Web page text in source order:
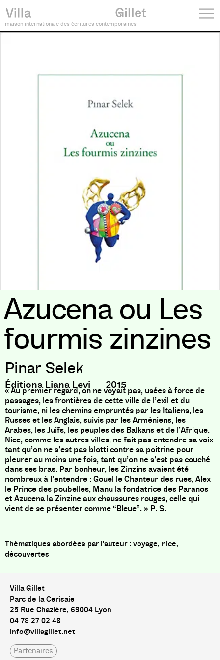
maison internationale des écritures contemporaines
Azucena ou Les
fourmis zinzines
Pinar Selek
Éditions Liana Levi — 2015
« Au premier regard, on ne voyait pas, usées à force de
passages, les frontières de cette ville de l’exil et du
tourisme, ni les chemins empruntés par les Italiens, les
Russes et les Anglais, suivis par les Arméniens, les
Arabes, les Juifs, les peuples des Balkans et de l’Afrique.
Nice, comme les autres villes, ne fait pas entendre sa voix
tant qu’on ne s’est pas blotti contre sa poitrine pour
pleurer au moins une fois, tant qu’on ne s’est pas couché
dans ses bras. Par bonheur, les Zinzins avaient été
nombreux à l’entendre : Gouel le Chanteur des rues, Alex
le Prince des poubelles, Manu la fondatrice des Paranos
et Azucena la Zinzine aux chaussures rouges, celle qui
vient de se présenter comme “Bleue”. » P. S.
voyage, nice,
découvertes
Villa Gillet
Parc de la Cerisaie
25 Rue Chazière, 69004 Lyon
04 78 27 02 48
info@villagillet.net
Partenaires